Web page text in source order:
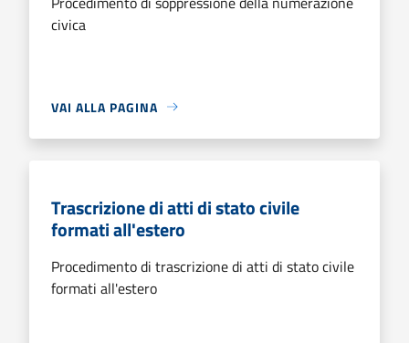
civica
VAI ALLA PAGINA
Trascrizione di atti di stato civile
formati all'estero
Procedimento di trascrizione di atti di stato civile
formati all'estero